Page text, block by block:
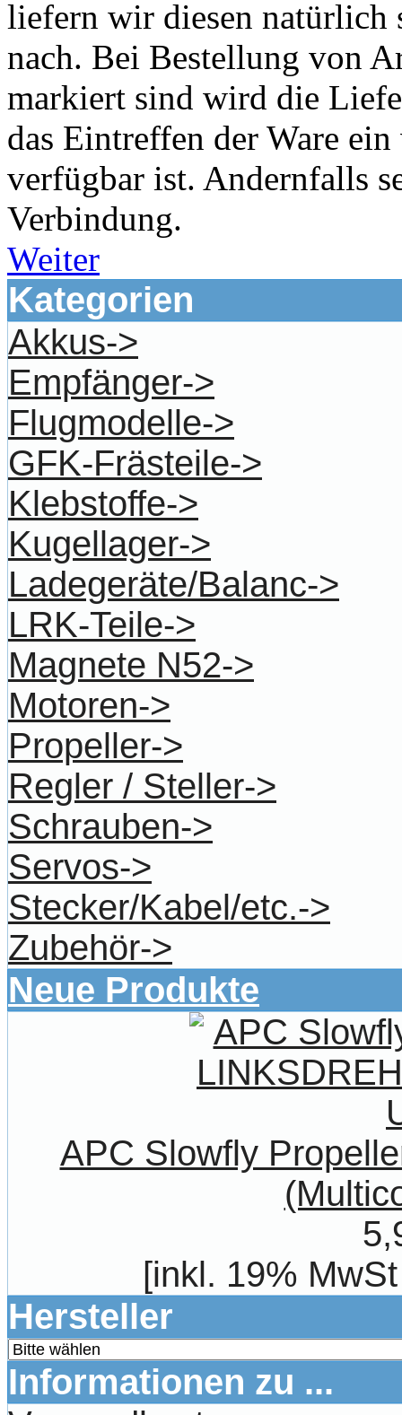
liefern wir diesen natürlich
nach. Bei Bestellung von
markiert sind wird die
das Eintreffen der Ware
verfügbar ist. Andernfalls
Verbindung.
Weiter
Kategorien
Akkus->
Empfänger->
Flugmodelle->
GFK-Frästeile->
Klebstoffe->
Kugellager->
Ladegeräte/Balanc->
LRK-Teile->
Magnete N52->
Motoren->
Propeller->
Regler / Steller->
Schrauben->
Servos->
Stecker/Kabel/etc.->
Zubehör->
Neue Produkte
APC Slowfly
[inkl. 19%
Hersteller
Informationen zu ...